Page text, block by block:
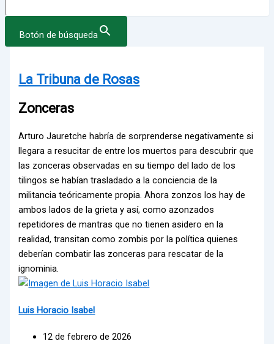
Botón de búsqueda
La Tribuna de Rosas
Zonceras
Arturo Jauretche habría de sorprenderse negativamente si
llegara a resucitar de entre los muertos para descubrir que
las zonceras observadas en su tiempo del lado de los
tilingos se habían trasladado a la conciencia de la
militancia teóricamente propia. Ahora zonzos los hay de
ambos lados de la grieta y así, como azonzados
repetidores de mantras que no tienen asidero en la
realidad, transitan como zombis por la política quienes
deberían combatir las zonceras para rescatar de la
ignominia.
Luis Horacio Isabel
12 de febrero de 2026